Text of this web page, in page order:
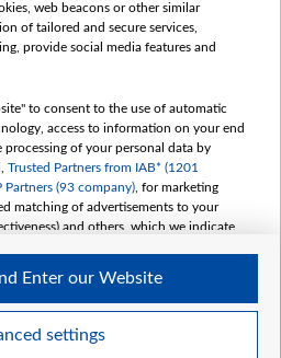
news
Shorts
мульт
English
Biełsat PL
Now
History
Music
Белсат Doc
consents
web beacons or other similar
of tailored and secure services,
provide social media features and
to consent to the use of automatic
access to information on your end
of your personal data by
Trusted Partners from IAB* (1201
Partners (93 company) , for marketing
matching of advertisements to your
and others, which we indicate
by TVP S.A. w likwidacji are as
settings
Enter our Website